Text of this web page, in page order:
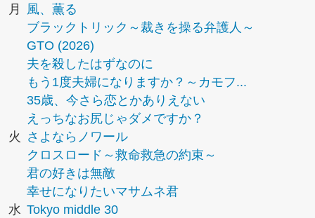
月
風、薫る
ブラックトリック～裁きを操る弁護人～
GTO (2026)
夫を殺したはずなのに
もう1度夫婦になりますか？～カモフ...
35歳、今さら恋とかありえない
えっちなお尻じゃダメですか？
火
さよならノワール
クロスロード～救命救急の約束～
君の好きは無敵
幸せになりたいマサムネ君
水 Tokyo middle 30